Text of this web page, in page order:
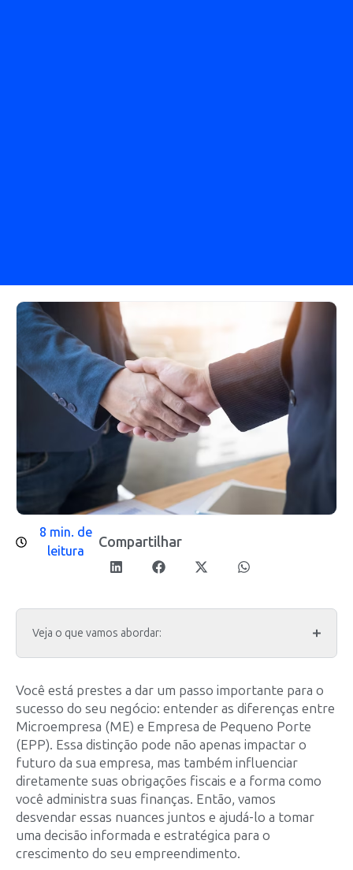
8 min. de
leitura
Compartilhar
Veja o que vamos abordar:
Você está prestes a dar um passo importante para o
sucesso do seu negócio: entender as diferenças entre
Microempresa (ME) e Empresa de Pequeno Porte
(EPP). Essa distinção pode não apenas impactar o
futuro da sua empresa, mas também influenciar
diretamente suas obrigações fiscais e a forma como
você administra suas finanças. Então, vamos
desvendar essas nuances juntos e ajudá-lo a tomar
uma decisão informada e estratégica para o
crescimento do seu empreendimento.